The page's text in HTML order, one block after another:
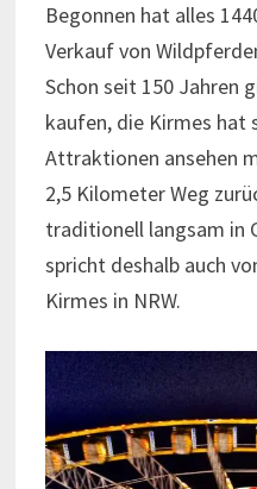
Begonnen hat alles
Verkauf von
Schon seit 150 Jahren
kaufen, die Kirmes hat
Attraktionen ansehen
2,5 Kilometer Weg
traditionell langsam in
spricht deshalb auch
Kirmes in NRW.